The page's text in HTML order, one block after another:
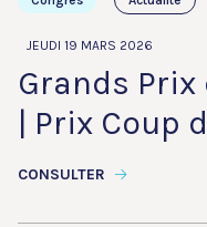
JEUDI 19 MARS 2026
Grands Prix
| Prix Coup
CONSULTER